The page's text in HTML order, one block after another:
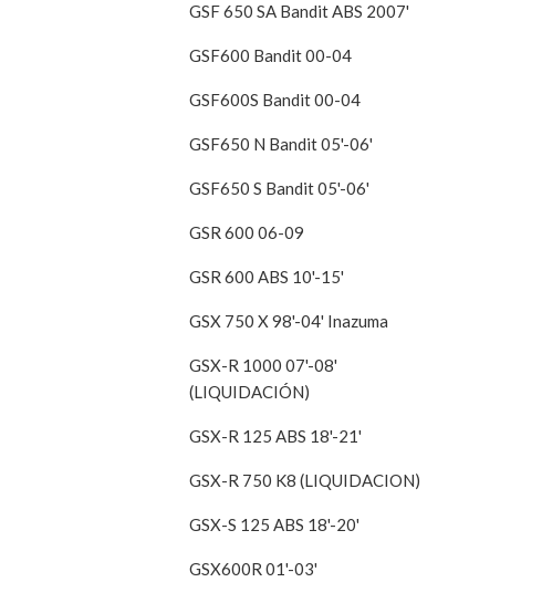
GSF 650 SA Bandit ABS 2007'
GSF600 Bandit 00-04
GSF600S Bandit 00-04
GSF650 N Bandit 05'-06'
GSF650 S Bandit 05'-06'
GSR 600 06-09
GSR 600 ABS 10'-15'
GSX 750 X 98'-04' Inazuma
GSX-R 1000 07'-08'
(LIQUIDACIÓN)
GSX-R 125 ABS 18'-21'
GSX-R 750 K8 (LIQUIDACION)
GSX-S 125 ABS 18'-20'
GSX600R 01'-03'